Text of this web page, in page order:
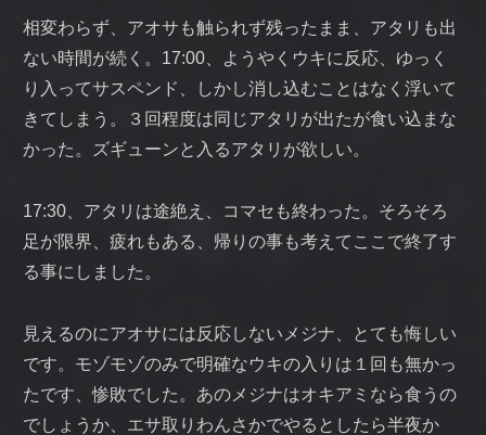
相変わらず、アオサも触られず残ったまま、アタリも出
ない時間が続く。17:00、ようやくウキに反応、ゆっく
り入ってサスペンド、しかし消し込むことはなく浮いて
きてしまう。３回程度は同じアタリが出たが食い込まな
かった。ズギューンと入るアタリが欲しい。
17:30、アタリは途絶え、コマセも終わった。そろそろ
足が限界、疲れもある、帰りの事も考えてここで終了す
る事にしました。
見えるのにアオサには反応しないメジナ、とても悔しい
です。モゾモゾのみで明確なウキの入りは１回も無かっ
たです、惨敗でした。あのメジナはオキアミなら食うの
でしょうか、エサ取りわんさかでやるとしたら半夜か